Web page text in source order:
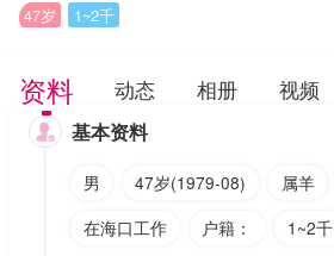
47岁
1~2千
资料 动态 相册 视频
 基本资料
男 47岁(1979-08) 属羊
在海口工作
户籍： 1~2千